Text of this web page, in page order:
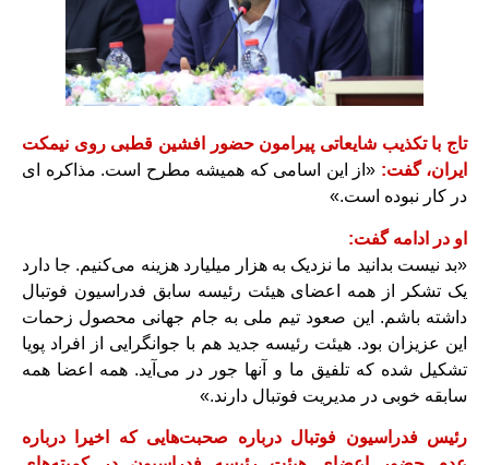
تاج با تکذیب شایعاتی پیرامون حضور افشین قطبی روی نیمکت
ایران، گفت: «از این اسامی که همیشه مطرح است. مذاکره ای
در کار نبوده است.»
او در ادامه گفت:
«بد نیست بدانید ما نزدیک به هزار میلیارد هزینه می‌کنیم. جا دارد
یک تشکر از همه اعضای هیئت رئیسه سابق فدراسیون فوتبال
داشته باشم. این صعود تیم ملی به جام جهانی محصول زحمات
این عزیزان بود. هیئت رئیسه جدید هم با جوانگرایی از افراد پویا
تشکیل شده که تلفیق ما و آنها جور در می‌آید. همه اعضا همه
سابقه خوبی در مدیریت فوتبال دارند.»
رئیس فدراسیون فوتبال درباره صحبت‌هایی که اخیرا درباره